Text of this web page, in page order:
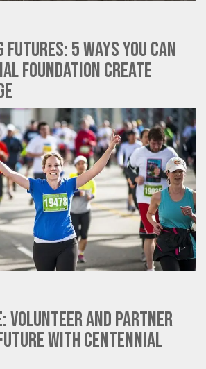
5 Ways You Can
Foundation Create
Volunteer and Partner
with Centennial